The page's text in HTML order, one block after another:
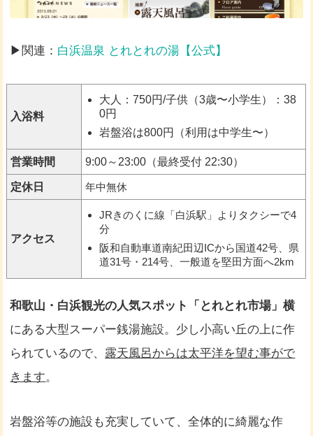
▶関連： 白浜温泉 とれとれの湯【公式】
入浴料
大人：750円/子供（3歳〜小学生）：38
0円
岩盤浴は800円（利用は中学生〜）
営業時間 9:00～23:00（最終受付 22:30）
定休日 年中無休
アクセス
JRきのくに線「白浜駅」よりタクシーで4
分
阪和自動車道南紀田辺ICから国道42号、県
道31号・214号、一般道を堅田方面へ2km
和歌山・白浜観光の人気スポット「とれとれ市場」横
にある大型スーパー銭湯施設。少し小高い丘の上に作
られているので、 露天風呂からは太平洋を望む事がで
きます。
岩盤浴等の施設も充実していて、全体的に綺麗な作